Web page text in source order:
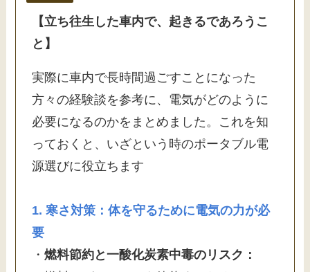
【立ち往生した車内で、起きるであろうこ
と】
実際に車内で長時間過ごすことになった
方々の経験談を参考に、電気がどのように
必要になるのかをまとめました。これを知
っておくと、いざという時のポータブル電
源選びに役立ちます
1. 寒さ対策：体を守るために電気の力が必
要
・ 燃料節約と一酸化炭素中毒のリスク：